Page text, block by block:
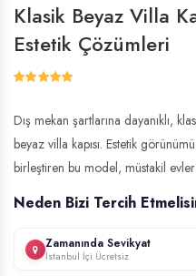
Klasik Beyaz Villa
Estetik Çözümleri
Dış mekan şartlarına dayanıklı,
beyaz villa kapısı. Estetik
birleştiren bu model, müstakil
Neden Bizi Tercih
Zamanında Sevikyat
İstanbul İçi Ücretsiz